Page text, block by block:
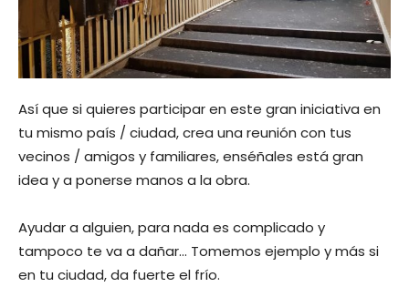
Así que si quieres participar en este gran iniciativa en
tu mismo país / ciudad, crea una reunión con tus
vecinos / amigos y familiares, enséñales está gran
idea y a ponerse manos a la obra.
Ayudar a alguien, para nada es complicado y
tampoco te va a dañar… Tomemos ejemplo y más si
en tu ciudad, da fuerte el frío.